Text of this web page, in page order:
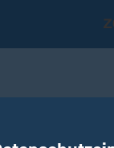
in